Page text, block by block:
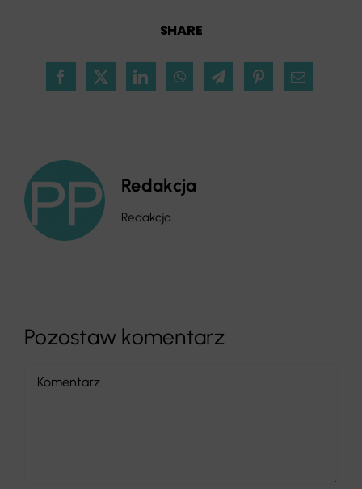
SHARE
Redakcja
Redakcja
Pozostaw komentarz
Comment